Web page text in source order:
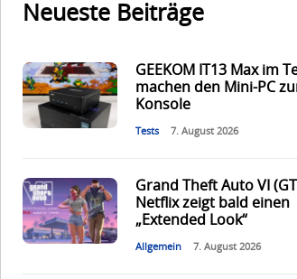
Neueste Beiträge
GEEKOM IT13 Max im
machen den Mini-PC
Konsole
Tests 7. August 2026
Grand Theft Auto VI
Netflix zeigt bald einen
„Extended Look“
Allgemein 7. August 2026